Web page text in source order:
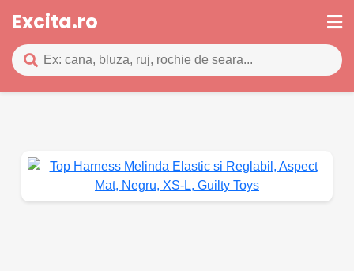
Excita.ro